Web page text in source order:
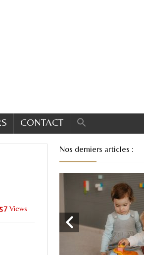
CONTACT
57 Views
Nos derniers articles :